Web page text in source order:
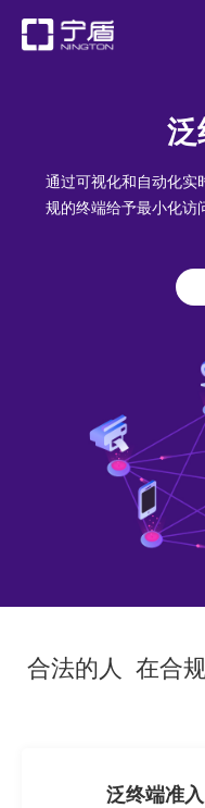
泛
通过可视化和自动化实
规的终端给予最小化访
合法的人 在合
泛终端准